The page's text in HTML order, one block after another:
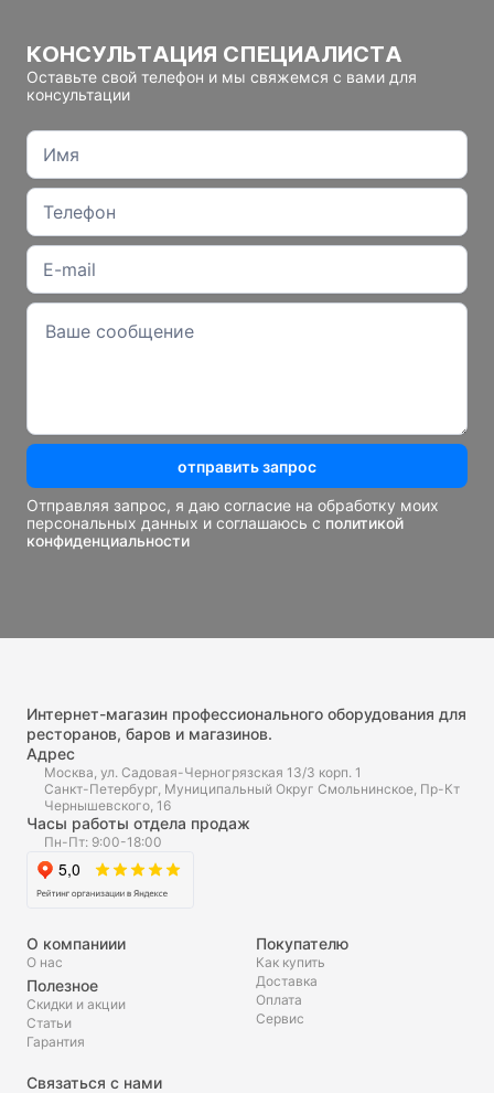
КОНСУЛЬТАЦИЯ СПЕЦИАЛИСТА
Оставьте свой телефон и мы свяжемся с вами для
консультации
отправить запрос
Отправляя запрос, я даю согласие на обработку моих
персональных данных и соглашаюсь с политикой
конфиденциальности
Интернет-магазин профессионального оборудования для
ресторанов, баров и магазинов.
Адрес
Москва, ул. Садовая-Черногрязская 13/3 корп. 1
Санкт-Петербург, Муниципальный Округ Смольнинское, Пр-Кт
Чернышевского, 16
Часы работы отдела продаж
Пн-Пт: 9:00-18:00
О компаниии
О нас
Полезное
Скидки и акции
Статьи
Гарантия
Покупателю
Как купить
Доставка
Оплата
Сервис
Связаться с нами